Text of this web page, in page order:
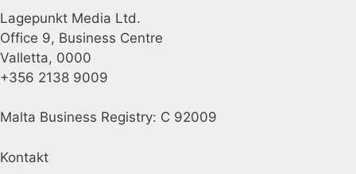
Lagepunkt Media Ltd.
Office 9, Business Centre
Valletta, 0000
+356 2138 9009
Malta Business Registry: C 92009
Kontakt